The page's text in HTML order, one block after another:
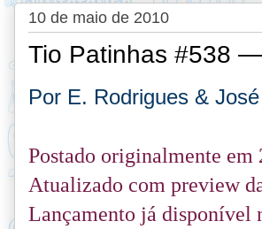
10 de maio de 2010
Tio Patinhas #538
Por E. Rodrigues &
Postado originalmente em
Atualizado com preview
Lançamento já disponível